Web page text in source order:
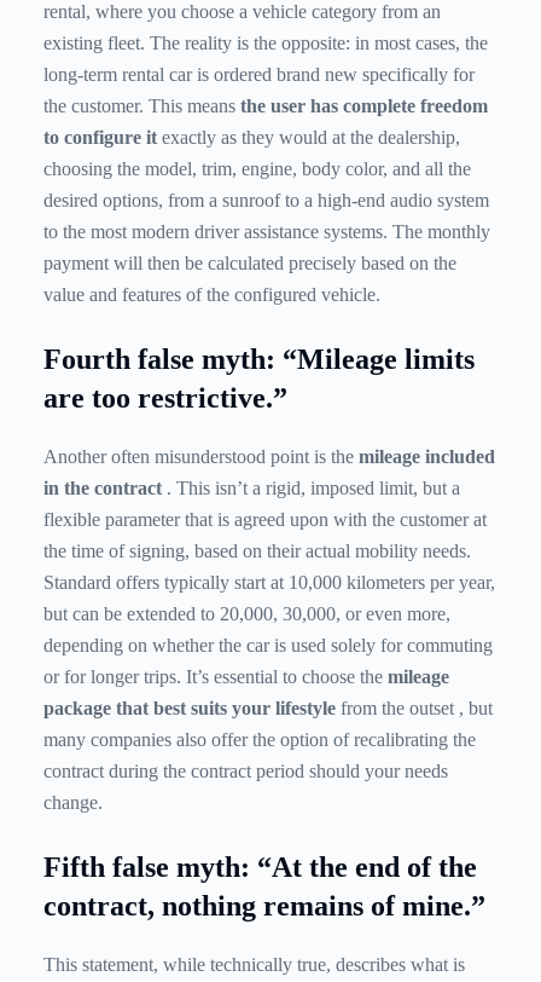
rental, where you choose a vehicle category from an
existing fleet. The reality is the opposite: in most cases, the
long-term rental car is ordered brand new specifically for
the customer. This means the user has complete freedom
to configure it exactly as they would at the dealership,
choosing the model, trim, engine, body color, and all the
desired options, from a sunroof to a high-end audio system
to the most modern driver assistance systems. The monthly
payment will then be calculated precisely based on the
value and features of the configured vehicle.
Fourth false myth: “Mileage limits
are too restrictive.”
Another often misunderstood point is the mileage included
in the contract . This isn’t a rigid, imposed limit, but a
flexible parameter that is agreed upon with the customer at
the time of signing, based on their actual mobility needs.
Standard offers typically start at 10,000 kilometers per year,
but can be extended to 20,000, 30,000, or even more,
depending on whether the car is used solely for commuting
or for longer trips. It’s essential to choose the mileage
package that best suits your lifestyle from the outset , but
many companies also offer the option of recalibrating the
contract during the contract period should your needs
change.
Fifth false myth: “At the end of the
contract, nothing remains of mine.”
This statement, while technically true, describes what is